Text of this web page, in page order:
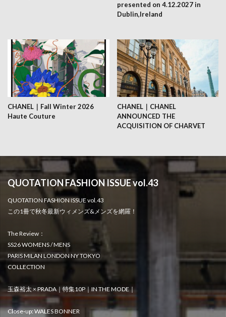
presented on 4.12.2027 in
Dublin,Ireland
CHANEL｜Fall Winter 2026
Haute Couture
CHANEL｜CHANEL
ANNOUNCED THE
ACQUISITION OF CHARVET
QUOTATION FASHION ISSUE vol.43
QUOTATION FASHION ISSUE vol.43
この1冊で秋冬最新ウィメンズ&メンズを網羅！
The Review：
SS26 WOMENS / MENS
PARIS MILAN LONDON NY TOKYO
COLLECTION
玉森裕太 × PRADA｜特集10P｜IN THE MODE｜
Close-up: WALES BONNER